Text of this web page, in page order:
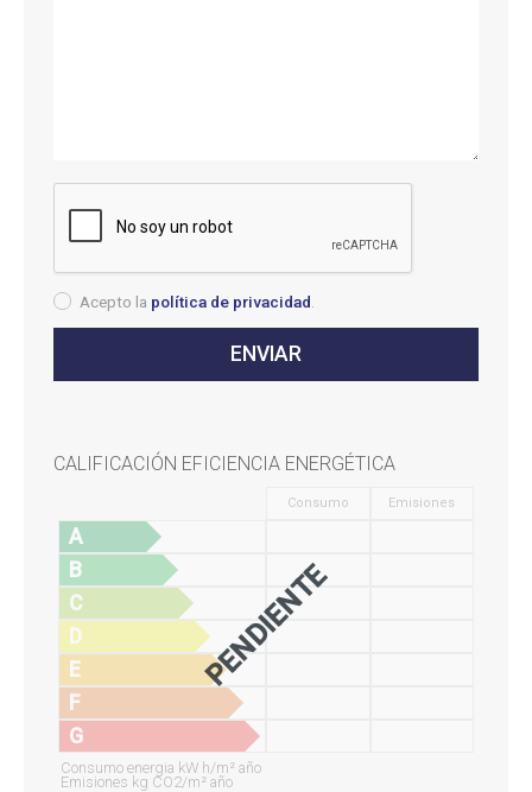
Acepto la política de privacidad
CALIFICACIÓN EFICIENCIA ENERGÉTICA
PENDIENTE
Consumo Emisiones
A
B
C
D
E
F
G
Consumo energia kW h/m² año
Emisiones kg CO2/m² año